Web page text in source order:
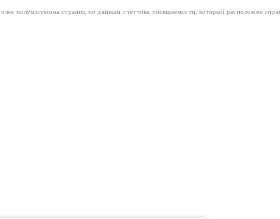
полумиллиона страниц по данным счетчика посещаемости, который расположен